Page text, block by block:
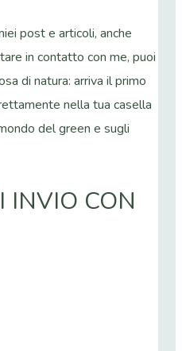
post e articoli, anche
in contatto con me, puoi
di natura: arriva il primo
nella tua casella
del green e sugli
INVIO CON